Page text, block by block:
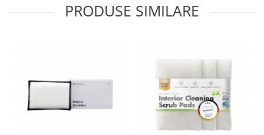
PRODUSE SIMILARE